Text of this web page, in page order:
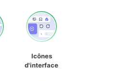
Icônes
d'interface